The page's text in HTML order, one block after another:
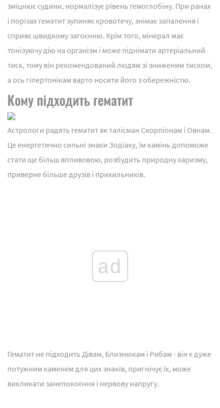
зміцнює судини, нормалізує рівень гемоглобіну. При ранах
і порізах гематит зупиняє кровотечу, знімає запалення і
сприяє швидкому загоєнню. Крім того, мінерал має
тонізуючу дію на організм і може піднімати артеріальний
тиск, тому він рекомендований людям зі зниженим тиском,
а ось гіпертонікам варто носити його з обережністю.
Кому підходить гематит
Астрологи радять гематит як талісман Скорпіонам і Овнам.
Це енергетично сильні знаки Зодіаку, їм камінь допоможе
стати ще більш впливовою, розбудить природну харизму,
приверне більше друзів і прихильників.
ad
Гематит не підходить Дівам, Близнюкам і Рибам - він є дуже
потужним каменем для цих знаків, пригнічує їх, може
викликати занепокоєння і нервову напругу.